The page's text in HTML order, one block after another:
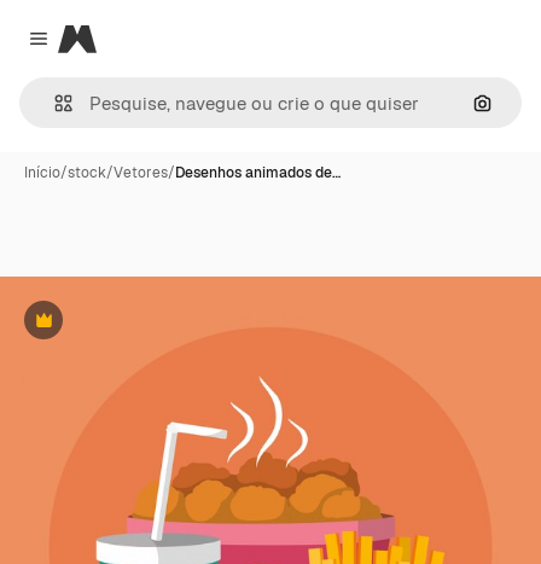
Close menu
Magnific
Início/stock/Vetores/Desenhos animados de…
Premium